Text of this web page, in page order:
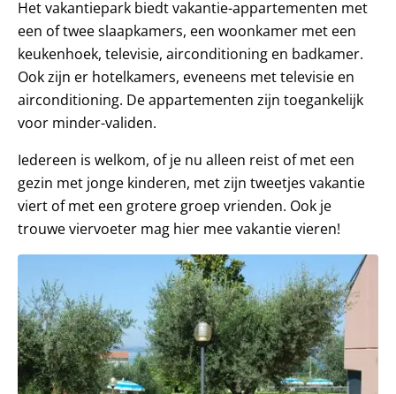
Het vakantiepark biedt vakantie-appartementen met
een of twee slaapkamers, een woonkamer met een
keukenhoek, televisie, airconditioning en badkamer.
Ook zijn er hotelkamers, eveneens met televisie en
airconditioning. De appartementen zijn toegankelijk
voor minder-validen.
Iedereen is welkom, of je nu alleen reist of met een
gezin met jonge kinderen, met zijn tweetjes vakantie
viert of met een grotere groep vrienden. Ook je
trouwe viervoeter mag hier mee vakantie vieren!